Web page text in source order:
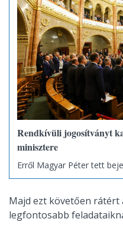
Rendkívüli jogosítványt
minisztere
Erről Magyar Péter tett
Majd ezt követően rátért
legfontosabb